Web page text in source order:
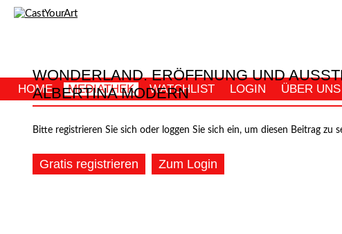
HOME MEDIATHEK WATCHLIST LOGIN ÜBER UNS
WONDERLAND. ERÖFFNUNG UND
ALBERTINA MODERN
Bitte registrieren Sie sich oder loggen Sie sich ein, um diesen Beitrag zu
Gratis registrieren Zum Login